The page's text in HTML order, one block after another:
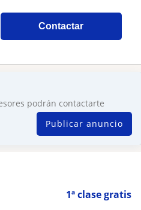
Contactar
podrán contactarte
Publicar anuncio
1ª clase gratis